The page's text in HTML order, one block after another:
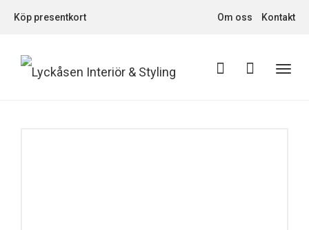
Köp presentkort Om oss Kontakt